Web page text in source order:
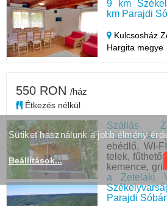
9 km
km Parajdi
Kulcsosház
Hargita megye
Szállás
ebédlő, WI-
telek, fűthető
kemence,
a Zetelaki
Parajdi
550 RON /ház
Étkezés nélkül
Sütiket használunk a jobb élmény
Beállítások...